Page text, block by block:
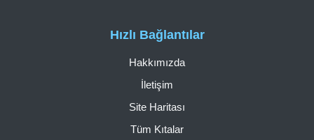
Hızlı Bağlantılar
Hakkımızda
İletişim
Site Haritası
Tüm Kıtalar